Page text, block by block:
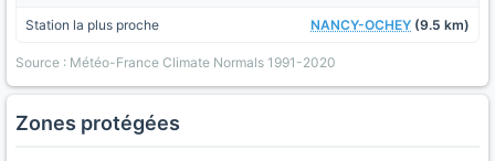
Station la plus proche NANCY-OCHEY (9.5 km)
Source : Météo-France Climate Normals 1991-2020
Zones protégées